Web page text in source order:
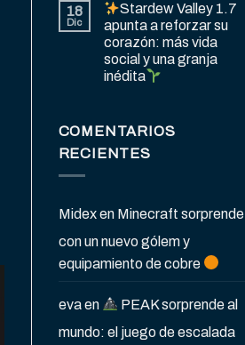
18
Dic
Stardew Valley 1.7
apunta a reforzar su
corazón: más vida
social y una granja
inédita
COMENTARIOS
RECIENTES
Midexen Minecraft sorprende
con un nuevo gólem y
equipamiento de cobre
evaen
PEAK sorprende al
mundo: el juego de escalada